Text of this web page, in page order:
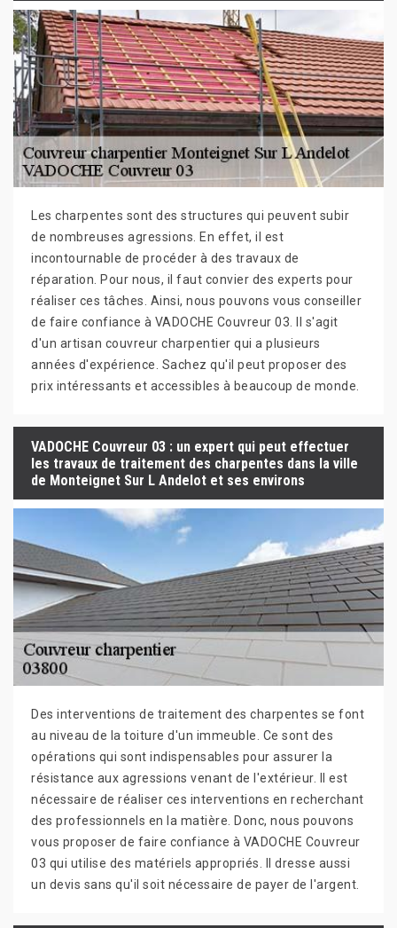
Les charpentes sont des structures qui peuvent subir
de nombreuses agressions. En effet, il est
incontournable de procéder à des travaux de
réparation. Pour nous, il faut convier des experts pour
réaliser ces tâches. Ainsi, nous pouvons vous conseiller
de faire confiance à VADOCHE Couvreur 03. Il s'agit
d'un artisan couvreur charpentier qui a plusieurs
années d'expérience. Sachez qu'il peut proposer des
prix intéressants et accessibles à beaucoup de monde.
VADOCHE Couvreur 03 : un expert qui peut effectuer
les travaux de traitement des charpentes dans la ville
de Monteignet Sur L Andelot et ses environs
Des interventions de traitement des charpentes se font
au niveau de la toiture d'un immeuble. Ce sont des
opérations qui sont indispensables pour assurer la
résistance aux agressions venant de l'extérieur. Il est
nécessaire de réaliser ces interventions en recherchant
des professionnels en la matière. Donc, nous pouvons
vous proposer de faire confiance à VADOCHE Couvreur
03 qui utilise des matériels appropriés. Il dresse aussi
un devis sans qu'il soit nécessaire de payer de l'argent.